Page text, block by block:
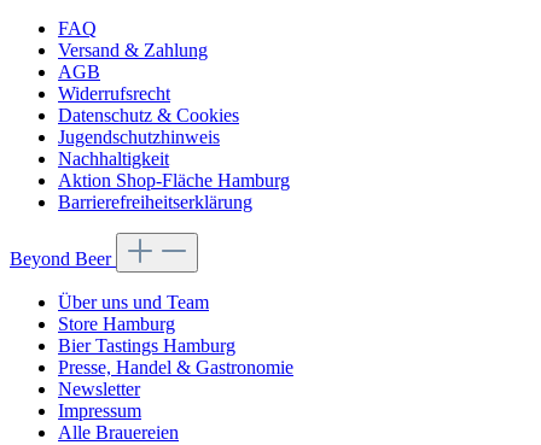
FAQ
Versand & Zahlung
AGB
Widerrufsrecht
Datenschutz & Cookies
Jugendschutzhinweis
Nachhaltigkeit
Aktion Shop-Fläche Hamburg
Barrierefreiheitserklärung
Beyond Beer
Über uns und Team
Store Hamburg
Bier Tastings Hamburg
Presse, Handel & Gastronomie
Newsletter
Impressum
Alle Brauereien